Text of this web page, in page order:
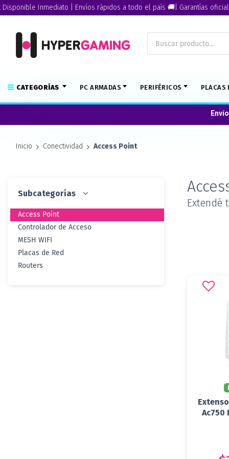
Inmediato | Envíos rápidos a todo el país 🚚| Garantías oficiales🏅
CATEGORÍAS PC ARMADAS PERIFÉRICOS PLACAS
Inicio Conectividad Access Point
Subcategorías
Access Point
Controlador de Acceso
MESH WIFI
Placas de Red
Routers
Extendé
Ac750